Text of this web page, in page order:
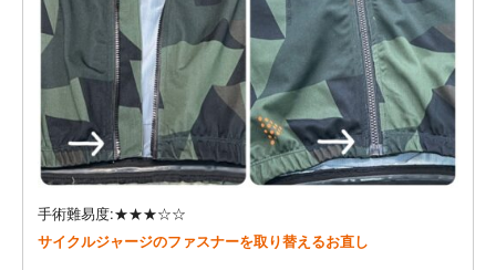
手術難易度:★★★☆☆
サイクルジャージのファスナーを取り替えるお直し